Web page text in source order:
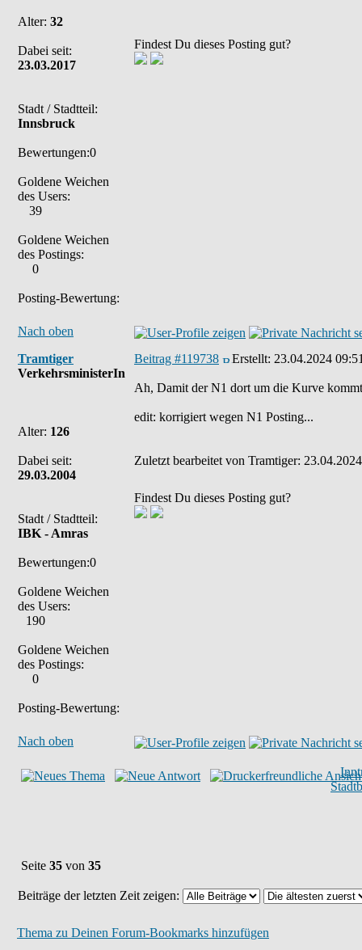
Alter: 32
Dabei seit:
23.03.2017
Stadt / Stadtteil:
Innsbruck
Bewertungen:0
Goldene Weichen
des Users:
39
Goldene Weichen
des Postings:
0
Posting-Bewertung:
Findest Du dieses Posting gut?
Nach oben
Tramtiger
VerkehrsministerIn
Alter: 126
Dabei seit:
29.03.2004
Stadt / Stadtteil:
IBK - Amras
Bewertungen:0
Goldene Weichen
des Users:
190
Goldene Weichen
des Postings:
0
Posting-Bewertung:
Beitrag #119738 Erstellt: 23.04.2024
Ah, Damit der N1 dort um die Kurve
edit: korrigiert wegen N1 Posting...
Zuletzt bearbeitet von Tramtiger:
Findest Du dieses Posting gut?
Nach oben
Seite 35 von 35
Beiträge der letzten Zeit zeigen:
Thema zu Deinen Forum-Bookmarks hinzufügen